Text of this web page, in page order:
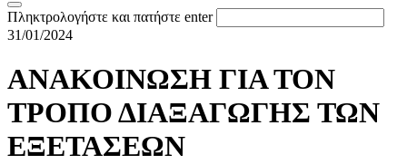
Πληκτρολογήστε και πατήστε enter
31/01/2024
ΑΝΑΚΟΙΝΩΣΗ ΓΙΑ ΤΟΝ
ΤΡΟΠΟ ΔΙΑΞΑΓΩΓΗΣ ΤΩΝ
ΕΞΕΤΑΣΕΩΝ